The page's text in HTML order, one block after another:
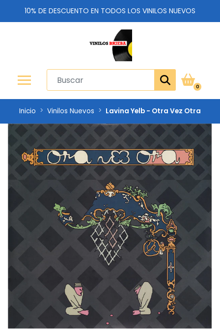
10% DE DESCUENTO EN TODOS LOS VINILOS NUEVOS
0
Inicio Vinilos Nuevos Lavina Yelb - Otra Vez Otra